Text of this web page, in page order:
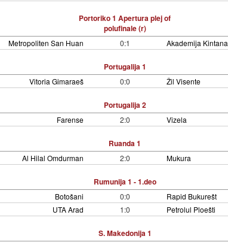
Portoriko 1 Apertura plej of
polufinale (r)
Metropoliten San Huan 0:1 Akademija Kintana
Portugalija 1
Vitoria Gimaraeš 0:0 Žil Visente
Portugalija 2
Farense 2:0 Vizela
Ruanda 1
Al Hilal Omdurman 2:0 Mukura
Rumunija 1 - 1.deo
Botošani 0:0
Rapid Bukurešt
UTA Arad
1:0 Petrolul Ploešti
S. Makedonija 1